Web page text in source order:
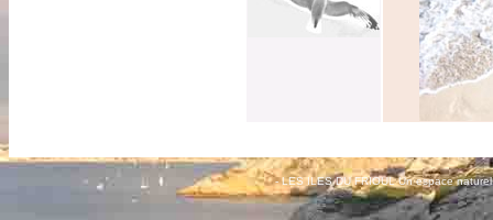
- LES ILES DU FRIOUL Un espace